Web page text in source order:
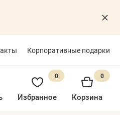
Корпоративные подарки
Избранное
0
Корзина
0